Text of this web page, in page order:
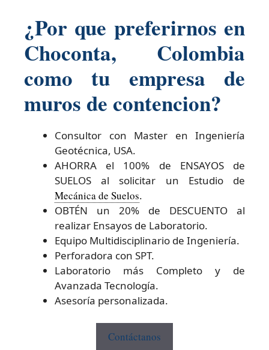
¿Por que preferirnos en
Choconta, Colombia
como tu empresa de
muros de contencion?
Consultor con Master en Ingeniería
Geotécnica, USA.
AHORRA el 100% de ENSAYOS de
SUELOS al solicitar un Estudio de
Mecánica de Suelos.
OBTÉN un 20% de DESCUENTO al
realizar Ensayos de Laboratorio.
Equipo Multidisciplinario de Ingeniería.
Perforadora con SPT.
Laboratorio más Completo y de
Avanzada Tecnología.
Asesoría personalizada.
Contáctanos